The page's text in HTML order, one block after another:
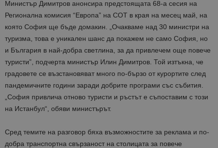
Министър Димитров анонсира предстоящата 68-а сесия на
Регионална комисия “Европа” на СОТ в края на месец май, на
която София ще бъде домакин. „Очакваме над 30 министри на
туризма, това е уникален шанс да покажем не само София, но
и България в най-добра светлина, за да привлечем още повече
туристи”, подчерта министър Илин Димитров. Той изтъкна, че
градовете се възстановяват много по-бързо от курортите след
пандемичните години заради добрите програми със събития.
„София привлича отново туристи и ръстът е съпоставим с този
на Истанбул“, обяви министърът.
Сред темите на разговор бяха възможностите за реклама и по-
добра транспортна свързаност на столицата за повече